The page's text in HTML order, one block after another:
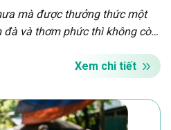
mà được thưởng thức một
và thơm phức thì không còn
ăn được nhiều người ưa
Xem chi tiết